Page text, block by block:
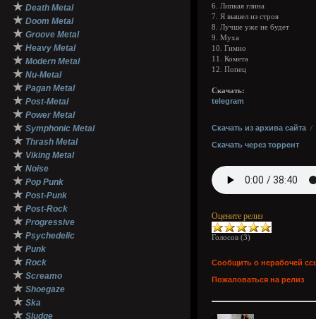
★ Death Metal
★ Doom Metal
★ Groove Metal
★ Heavy Metal
★ Modern Metal
★ Nu-Metal
★ Pagan Metal
★ Post-Metal
★ Power Metal
★ Symphonic Metal
★ Thrash Metal
★ Viking Metal
★ Noise
★ Pop Punk
★ Post-Punk
★ Post-Rock
★ Progressive
★ Psychedelic
★ Punk
★ Rock
★ Screamo
★ Shoegaze
★ Ska
★ Sludge
6. Липкая глина
7. Я вышел из строя
8. Лучше уже не будет
9. Муха
10. Гимно
11. Комета
12. Попец
Скачать:
telegram
Скачать из архива сайта /
Скачать через торрент
Оцените релиз
Голосов (3)
Сообщить о нерабочей
Пожаловаться на релиз